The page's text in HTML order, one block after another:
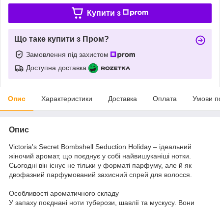
Купити з
Що таке купити з Пром?
Замовлення під захистом
Доступна доставка
Опис Характеристики Доставка Оплата Умови
Опис
Victoria's Secret Bombshell Seduction Holiday – ідеальний
жіночий аромат, що поєднує у собі найвишуканіші нотки.
Сьогодні він існує не тільки у форматі парфуму, але й як
двофазний парфумований захисний спрей для волосся.
Особливості ароматичного складу
У запаху поєднані ноти туберози, шавлії та мускусу. Вони